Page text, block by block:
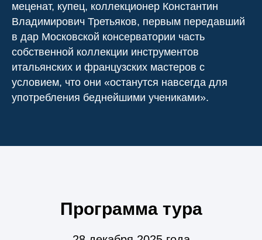
меценат, купец, коллекционер Константин
Владимирович Третьяков, первым передавший
в дар Московской консерватории часть
собственной коллекции инструментов
итальянских и французских мастеров с
условием, что они «останутся навсегда для
употребления беднейшими учениками».
Программа тура